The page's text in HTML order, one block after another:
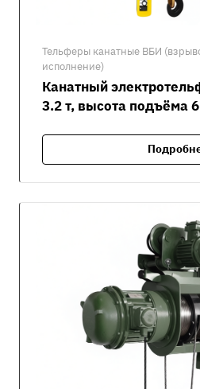
Тельферы канатные ВБИ
исполнение)
Канатный
3.2 т, высота подъёма